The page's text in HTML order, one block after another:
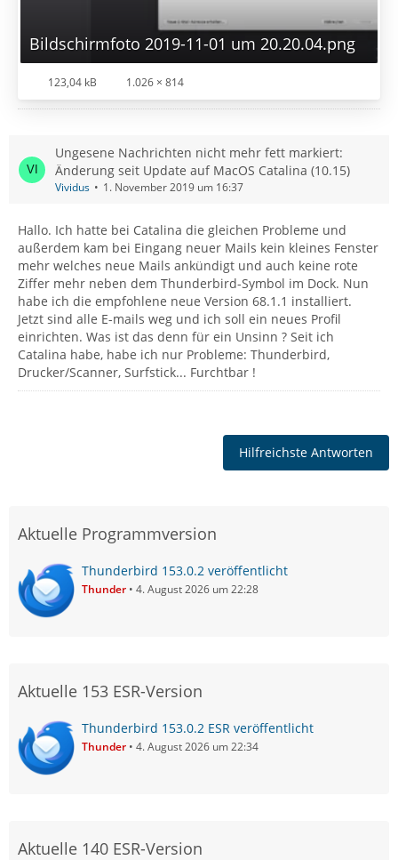
Bildschirmfoto 2019-11-01 um 20.20.04.png
123,04 kB 1.026 × 814
Ungesene Nachrichten nicht mehr fett markiert:
Änderung seit Update auf MacOS Catalina (10.15)
Vividus 1. November 2019 um 16:37
Hallo. Ich hatte bei Catalina die gleichen Probleme und
außerdem kam bei Eingang neuer Mails kein kleines Fenster
mehr welches neue Mails ankündigt und auch keine rote
Ziffer mehr neben dem Thunderbird-Symbol im Dock. Nun
habe ich die empfohlene neue Version 68.1.1 installiert.
Jetzt sind alle E-mails weg und ich soll ein neues Profil
einrichten. Was ist das denn für ein Unsinn ? Seit ich
Catalina habe, habe ich nur Probleme: Thunderbird,
Drucker/Scanner, Surfstick... Furchtbar !
Hilfreichste Antworten
Aktuelle Programmversion
Thunderbird 153.0.2 veröffentlicht
Thunder 4. August 2026 um 22:28
Aktuelle 153 ESR-Version
Thunderbird 153.0.2 ESR veröffentlicht
Thunder 4. August 2026 um 22:34
Aktuelle 140 ESR-Version